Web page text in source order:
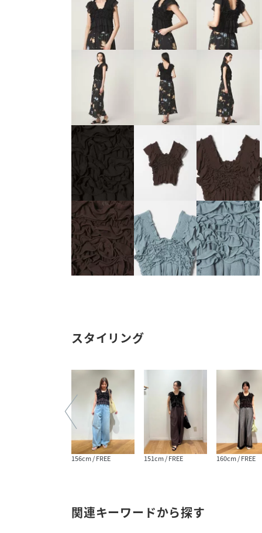
スタイリング
156cm / FREE 151cm / FREE 160cm / FREE
関連キーワードから探す